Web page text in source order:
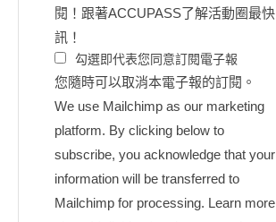
閱！跟著ACCUPASS了解活動圈最快
訊！
勾選即代表您同意訂閱電子報
您隨時可以取消本電子報的訂閱。
We use Mailchimp as our marketing
platform. By clicking below to
subscribe, you acknowledge that your
information will be transferred to
Mailchimp for processing. Learn more